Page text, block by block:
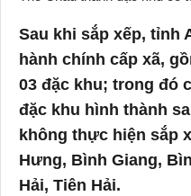
Sau khi sắp xếp, tỉnh
hành chính cấp xã,
03 đặc khu; trong đó
đặc khu hình thành
không thực hiện sắp
Hưng, Bình Giang,
Hải, Tiên Hải.